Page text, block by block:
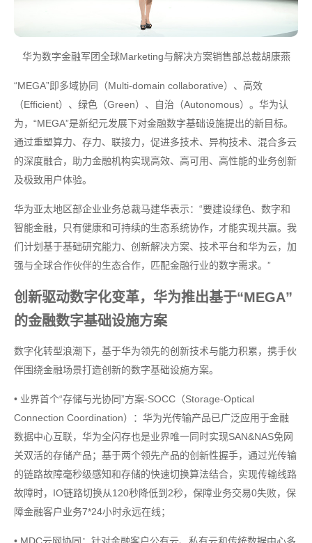
华为数字金融军团全球Marketing与解决方案销售部总裁胡康燕
“MEGA”即多域协同（Multi-domain collaborative）、高效
（Efficient）、绿色（Green）、自治（Autonomous）。华为认
为，“MEGA”是新纪元发展下对金融数字基础设施提出的新目标。
通过重塑算力、存力、联接力，促进多技术、异构技术、混合多云
的深度融合，助力金融机构实现高效、高可用、高性能的业务创新
及极致用户体验。
华为亚太地区部企业业务总裁马建华表示：“要建设绿色、数字和
智能金融，只有健康和可持续的生态系统协作，才能实现共赢。我
们计划基于基础研究能力、创新解决方案、技术平台和华为云，加
强与全球合作伙伴的生态合作，匹配金融行业的数字需求。”
创新驱动数字化变革，华为推出基于“MEGA”
的金融数字基础设施方案
数字化转型浪潮下，基于华为领先的创新技术与能力积累，携手伙
伴围绕金融场景打造创新的数字基础设施方案。
• 业界首个“存储与光协同”方案-SOCC（Storage-Optical
Connection Coordination）：华为光传输产品已广泛应用于金融
数据中心互联，华为全闪存也是业界唯一同时实现SAN&NAS免网
关双活的存储产品；基于两个领先产品的创新性握手，通过光传输
的链路故障毫秒级感知和存储的快速切换算法结合，实现传输线路
故障时，IO链路切换从120秒降低到2秒，保障业务交易0失败，保
障金融客户业务7*24小时永远在线；